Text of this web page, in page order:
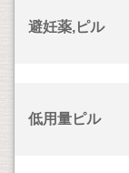
避妊薬,ピル
低用量ピル